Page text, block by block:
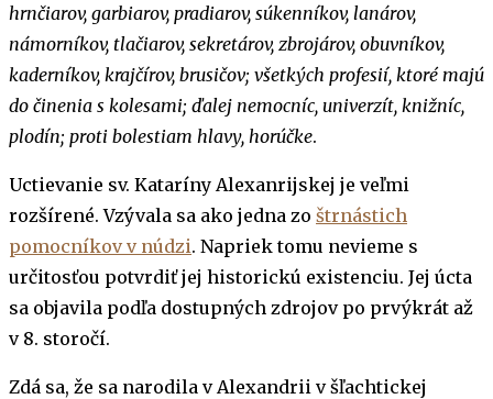
hrnčiarov, garbiarov, pradiarov, súkenníkov, lanárov,
námorníkov, tlačiarov, sekretárov, zbrojárov, obuvníkov,
kaderníkov, krajčírov, brusičov; všetkých profesií, ktoré majú
do činenia s kolesami; ďalej nemocníc, univerzít, knižníc,
plodín; proti bolestiam hlavy, horúčke.
Uctievanie sv. Kataríny Alexanrijskej je veľmi
rozšírené. Vzývala sa ako jedna zo štrnástich
pomocníkov v núdzi. Napriek tomu nevieme s
určitosťou potvrdiť jej historickú existenciu. Jej úcta
sa objavila podľa dostupných zdrojov po prvýkrát až
v 8. storočí.
Zdá sa, že sa narodila v Alexandrii v šľachtickej